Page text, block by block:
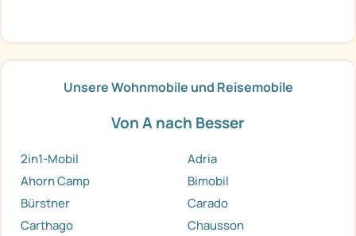
Unsere Wohnmobile und Reisemobile
Von A nach Besser
2in1-Mobil
Adria
Ahorn Camp
Bimobil
Bürstner
Carado
Carthago
Chausson